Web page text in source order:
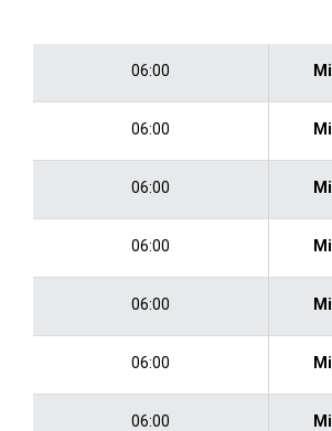
06:00
06:00
06:00
06:00
06:00
06:00
06:00